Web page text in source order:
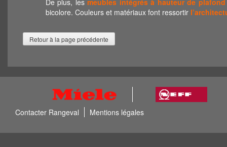
bicolore. Couleurs et matériaux font ressortir
Contacter Rangeval Mentions légales